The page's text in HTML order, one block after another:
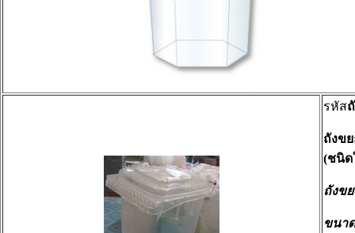
รหัส
ถังข
(ชนิด
ถังข
ขนา